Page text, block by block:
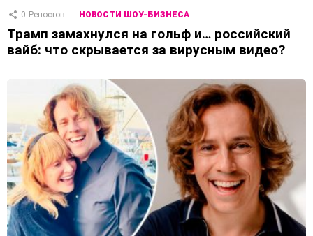
0 Репостов НОВОСТИ ШОУ-БИЗНЕСА
Трамп замахнулся на гольф и… российский
вайб: что скрывается за вирусным видео?